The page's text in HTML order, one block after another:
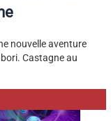
nouvelle aventure
Castagne au